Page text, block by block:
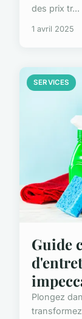
des prix tr...
1 avril 2025
SERVICES
Guide
Plongez